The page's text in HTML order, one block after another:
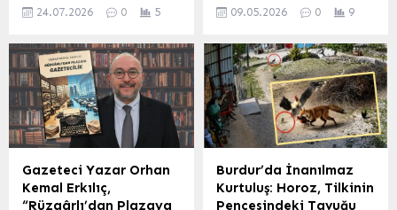
Birliği (TİMBİR) Genel
Basa, 24 Temmuz
Gazeteciler ve Basın
Bayramı dolayısıyla
yayımladığı mesajda,
1908’de Türk basınında
sansürün kaldırılmasının yıl
dönümünün, basın
özgürlüğü, etik gazetecilik
ve kamu yararı ilkelerinin
24.07.2026 0 5
Açıklamalar
Ankara Rize Günleri
kapsamında
gerçekleştirilen ‘Nayla 6
Sohbetleri’ etkinliğinde,
Afet ve Acil Durum
Yönetimi Başkanlığı
(AFAD) Başkanı Ali Hamza
Pehlivan önemli
açıklamalarda bulundu.
09.05.2026 0 9
Gazeteci Yazar Orhan
Kemal Erkılıç,
“Rüzgârlı’dan Plazaya
Burdur’da İnanılmaz
Kurtuluş: Horoz, Tilkinin
Pençesindeki Tavuğu